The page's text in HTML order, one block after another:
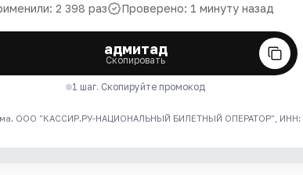
2 398 раз Проверено: 1 минуту назад
адмитад
Скопировать
1 шаг. Скопируйте промокод
ООО "КАССИР.РУ-НАЦИОНАЛЬНЫЙ БИЛЕТНЫЙ ОПЕРАТОР", ИНН: